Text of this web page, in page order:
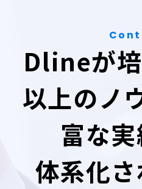
Dlineが
以上のノ
富な
体系化